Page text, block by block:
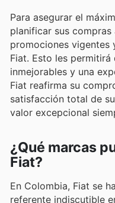
Para asegurar el
planificar sus
promociones vigentes
Fiat. Esto les
inmejorables y una
Fiat reafirma su
satisfacción total de
valor excepcional
¿Qué marcas
Fiat?
En Colombia, Fiat se
referente indiscutible